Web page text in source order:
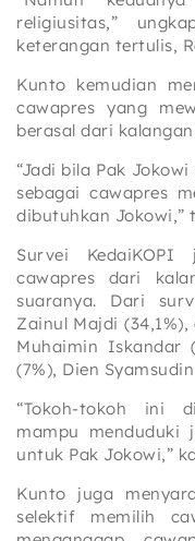
religiusitas,”
keterangan tertulis,
Kunto kemudian
cawapres yang
berasal dari
“Jadi bila Pak
sebagai cawapres
dibutuhkan Jokowi,”
Survei KedaiKOPI
cawapres dari
suaranya. Dari
Zainul Majdi
Muhaimin Iskandar
(7%), Dien
“Tokoh-tokoh ini
mampu menduduki
untuk Pak Jokowi,”
Kunto juga
selektif memilih